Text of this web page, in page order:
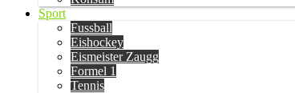
Sport
Fussball
Eishockey
Eismeister Zaugg
Formel 1
Tennis